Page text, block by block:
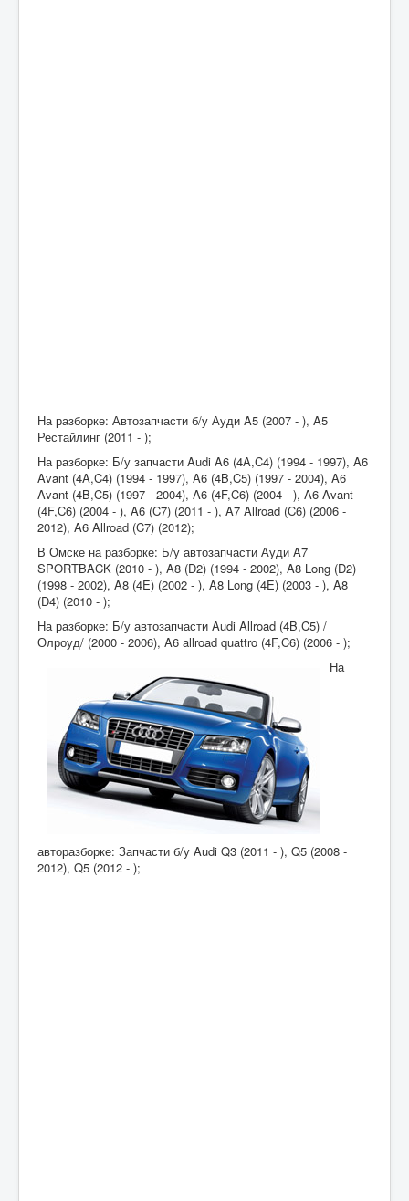
На разборке: Автозапчасти б/у Ауди A5 (2007 - ), A5
Рестайлинг (2011 - );
На разборке: Б/у запчасти Audi A6 (4A,C4) (1994 - 1997), A6
Avant (4A,C4) (1994 - 1997), A6 (4B,C5) (1997 - 2004), A6
Avant (4B,C5) (1997 - 2004), A6 (4F,C6) (2004 - ), A6 Avant
(4F,C6) (2004 - ), A6 (C7) (2011 - ), A7 Allroad (C6) (2006 -
2012), A6 Allroad (C7) (2012);
В Омске на разборке: Б/у автозапчасти Ауди A7
SPORTBACK (2010 - ), A8 (D2) (1994 - 2002), A8 Long (D2)
(1998 - 2002), A8 (4E) (2002 - ), A8 Long (4E) (2003 - ), A8
(D4) (2010 - );
На разборке: Б/у автозапчасти Audi Allroad (4B,C5) /
Олроуд/ (2000 - 2006), A6 allroad quattro (4F,C6) (2006 - );
На
авторазборке: Запчасти б/у Audi Q3 (2011 - ), Q5 (2008 -
2012), Q5 (2012 - );